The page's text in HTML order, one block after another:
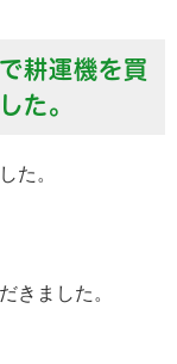
耕運機を買
た。
た。
きました。